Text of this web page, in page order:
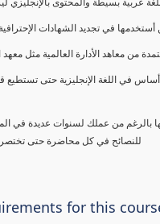
في تجديد الشهادات
الأدارة العالمية مثل معهد
في اللغة الإنجليزية حتى تستطيع
بالرغم من عملك لسنوات عديدة في
للنصائح في كل محاضرة حتى
for this